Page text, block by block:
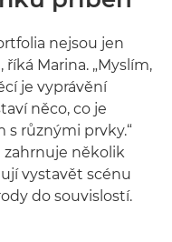
nejsou jen
Marina. „Myslím,
je vyprávění
něco, co je
s různými prvky.“
několik
vystavět scénu
do souvislostí.